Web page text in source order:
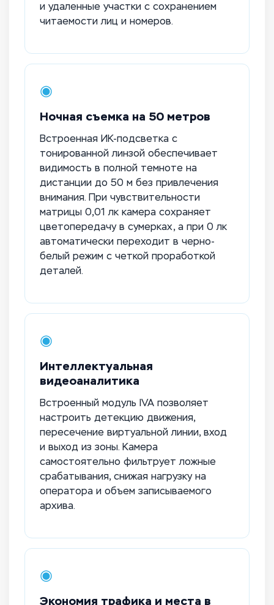
и удаленные участки с сохранением
читаемости лиц и номеров.
◉
Ночная съемка на 50 метров
Встроенная ИК-подсветка с
тонированной линзой обеспечивает
видимость в полной темноте на
дистанции до 50 м без привлечения
внимания. При чувствительности
матрицы 0,01 лк камера сохраняет
цветопередачу в сумерках, а при 0 лк
автоматически переходит в черно-
белый режим с четкой проработкой
деталей.
◉
Интеллектуальная
видеоаналитика
Встроенный модуль IVA позволяет
настроить детекцию движения,
пересечение виртуальной линии, вход
и выход из зоны. Камера
самостоятельно фильтрует ложные
срабатывания, снижая нагрузку на
оператора и объем записываемого
архива.
◉
Экономия трафика и места в